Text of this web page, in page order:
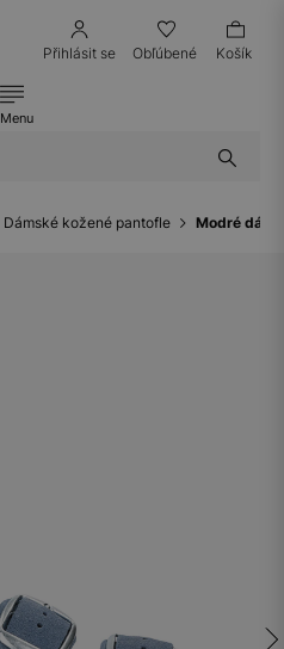
Přihlásit se Obľúbené Košík
Menu
Dámské kožené pantofle Modré